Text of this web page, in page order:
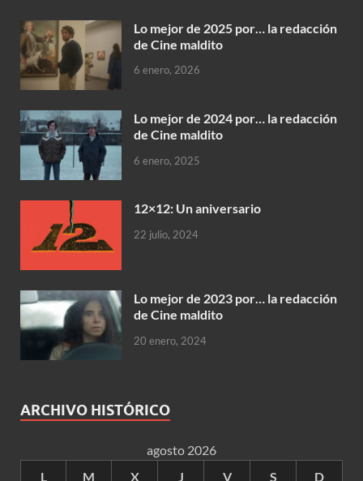
Lo mejor de 2025 por… la redacción
de Cine maldito
6 enero, 2026
Lo mejor de 2024 por… la redacción
de Cine maldito
6 enero, 2025
12×12: Un aniversario
22 julio, 2024
Lo mejor de 2023 por… la redacción
de Cine maldito
20 enero, 2024
ARCHIVO HISTÓRICO
agosto 2026
L
M X J V S D